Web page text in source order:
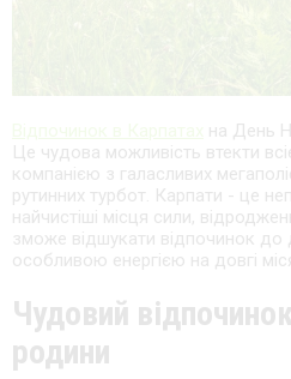
на День
Це чудова можливість втекти
компанією з галасливих
рутинних турбот. Карпати - це
найчистіші місця сили,
зможе відшукати відпочинок до
особливою енергією на довгі
Чудовий
родини